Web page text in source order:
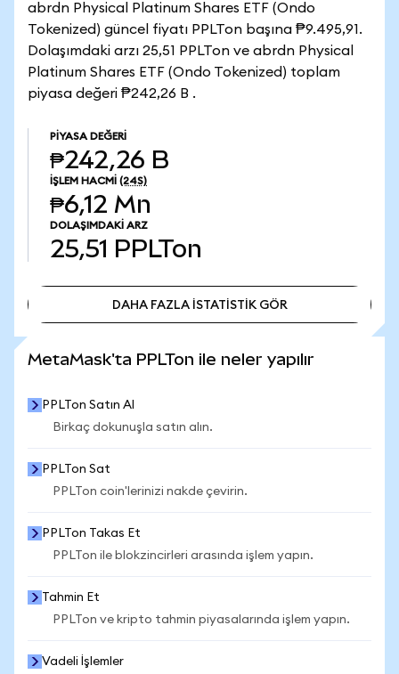
abrdn Physical Platinum Shares ETF (Ondo
Tokenized) güncel fiyatı PPLTon başına ₱9.495,91.
Dolaşımdaki arzı 25,51 PPLTon ve abrdn Physical
Platinum Shares ETF (Ondo Tokenized) toplam
piyasa değeri ₱242,26 B .
PIYASA DEĞERI
₱242,26 B
İŞLEM HACMI (24S)
₱6,12 Mn
DOLAŞIMDAKI ARZ
25,51 PPLTon
DAHA FAZLA İSTATİSTİK GÖR
MetaMask'ta PPLTon ile neler yapılır
PPLTon Satın Al
Birkaç dokunuşla satın alın.
PPLTon Sat
PPLTon coin'lerinizi nakde çevirin.
PPLTon Takas Et
PPLTon ile blokzincirleri arasında işlem yapın.
Tahmin Et
PPLTon ve kripto tahmin piyasalarında işlem yapın.
Vadeli İşlemler